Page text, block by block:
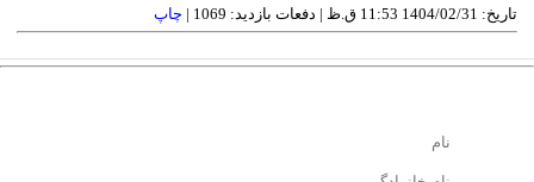
تاریخ: 1404/02/31 11:53 ق.ظ | دفعات بازدید: 1069 | چاپ